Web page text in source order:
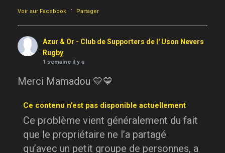
Voir sur Facebook · Partager
Azur & Or - Club de Supporters de l' Uson Nevers
Rugby
1 semaine il y a
Merci Mamadou 💛💙
Ce contenu n’est pas disponible actuellement
Ce problème vient généralement du fait
que le propriétaire ne l’a partagé
qu’avec un petit groupe de personnes, a